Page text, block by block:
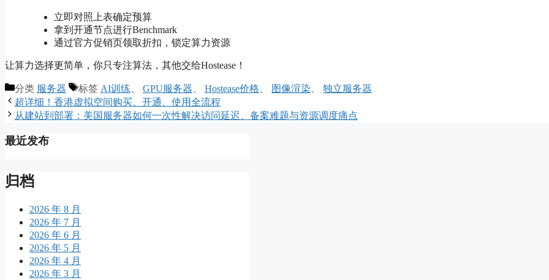
立即对照上表确定预算
拿到开通节点进行Benchmark
通过官方促销页领取折扣，锁定算力资源
让算力选择更简单，你只专注算法，其他交给Hostease！
分类 服务器 标签 AI训练 GPU服务器 Hostease价格 图像渲染
独立服务器
超详细！香港虚拟空间购买、开通、使用全流程
从建站到部署：美国服务器如何一次性解决访问延迟、备案难题与资源调度痛点
最近发布
归档
2026 年 8 月
2026 年 7 月
2026 年 6 月
2026 年 5 月
2026 年 4 月
2026 年 3 月